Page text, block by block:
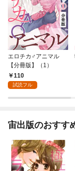
エロチカ♂アニマル
【分冊版】（1）
110
試読フル
宙出版のおすす